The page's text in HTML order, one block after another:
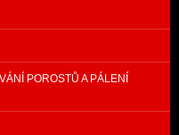
POROSTŮ A PÁLENÍ